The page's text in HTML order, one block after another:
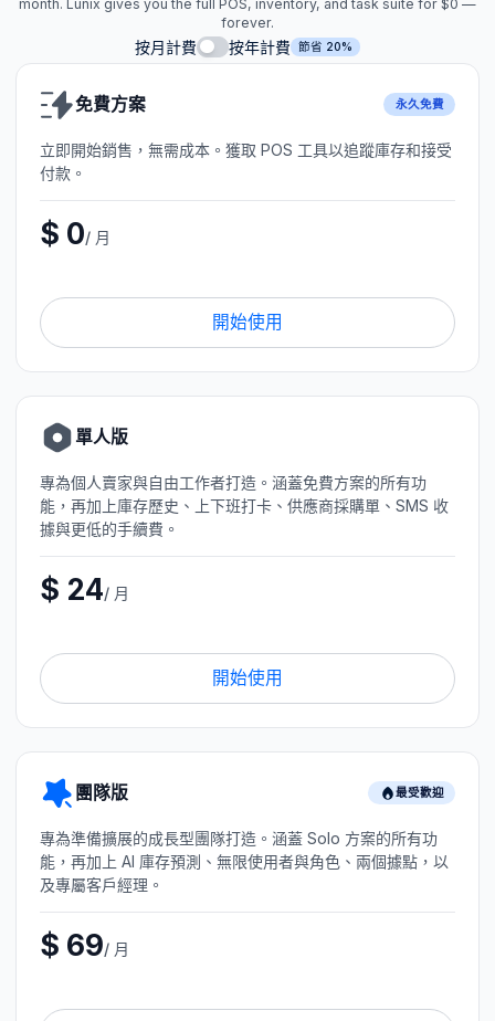
month. Lunix gives you the full POS, inventory, and task suite for $0 —
forever.
按月計費 按年計費 節省 20%
免費方案 永久免費
立即開始銷售，無需成本。獲取 POS 工具以追蹤庫存和接受
付款。
$ 0/ 月
開始使用
單人版
專為個人賣家與自由工作者打造。涵蓋免費方案的所有功
能，再加上庫存歷史、上下班打卡、供應商採購單、SMS 收
據與更低的手續費。
$ 24/ 月
開始使用
團隊版 最受歡迎
專為準備擴展的成長型團隊打造。涵蓋 Solo 方案的所有功
能，再加上 AI 庫存預測、無限使用者與角色、兩個據點，以
及專屬客戶經理。
$ 69/ 月